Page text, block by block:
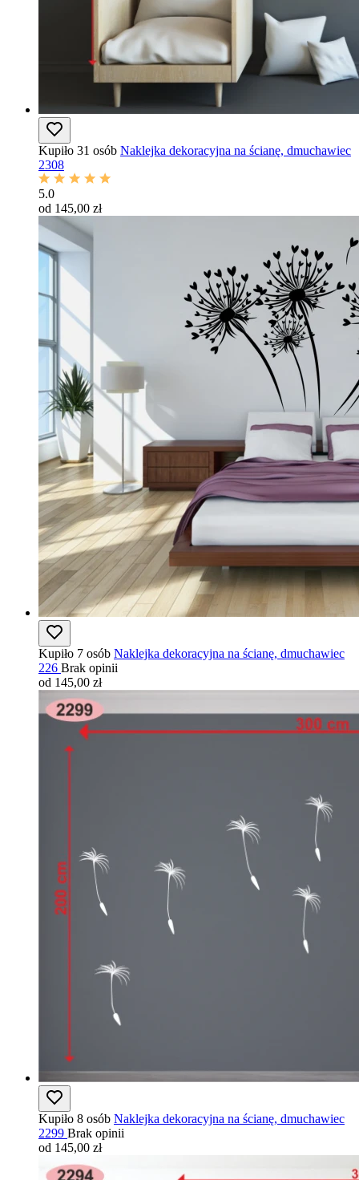
Kupiło 31 osób Naklejka dekoracyjna na ścianę, dmuchawiec
2308
5.0
od 145,00 zł
Kupiło 7 osób Naklejka dekoracyjna na ścianę, dmuchawiec
226 Brak opinii
od 145,00 zł
Kupiło 8 osób Naklejka dekoracyjna na ścianę, dmuchawiec
2299 Brak opinii
od 145,00 zł